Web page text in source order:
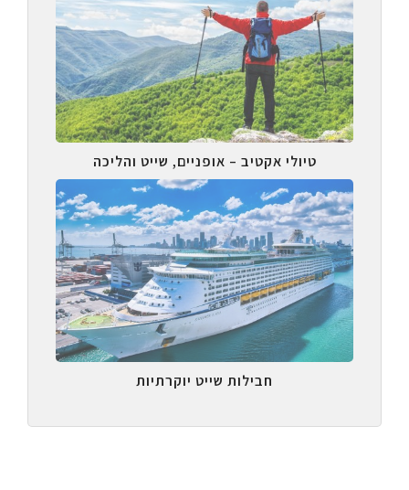
טיולי אקטיב – אופניים, שייט והליכה
חבילות שייט יוקרתיות